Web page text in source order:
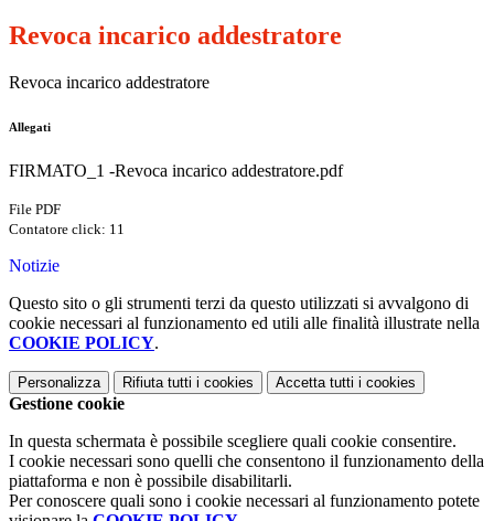
Revoca incarico addestratore
Revoca incarico addestratore
Allegati
FIRMATO_1 -Revoca incarico addestratore.pdf
File PDF
Contatore click: 11
Notizie
Questo sito o gli strumenti terzi da questo utilizzati si avvalgono di
cookie necessari al funzionamento ed utili alle finalità illustrate nella
COOKIE POLICY.
Personalizza Rifiuta tutti i cookies Accetta tutti i cookies
Gestione cookie
In questa schermata è possibile scegliere quali cookie consentire.
I cookie necessari sono quelli che consentono il funzionamento della
piattaforma e non è possibile disabilitarli.
Per conoscere quali sono i cookie necessari al funzionamento potete